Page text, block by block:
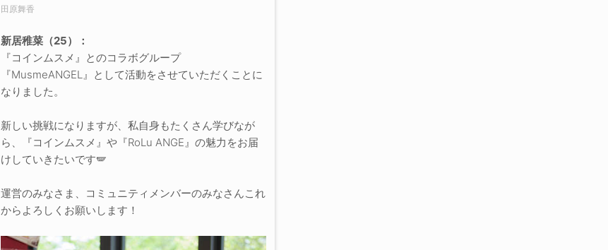
田原舞香
新居稚菜（25）：
『コインムスメ』とのコラボグループ
『MusmeANGEL』として活動をさせていただくことに
なりました。
新しい挑戦になりますが、私自身もたくさん学びなが
ら、『コインムスメ』や『RoLu ANGE』の魅力をお届
けしていきたいです🪽
運営のみなさま、コミュニティメンバーのみなさんこれ
からよろしくお願いします！